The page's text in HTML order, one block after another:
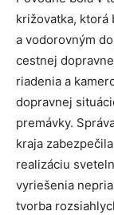
križovatka, ktorá
a vodorovným
cestnej
riadenia a
dopravnej
premávky.
kraja
realizáciu
vyriešenia
tvorba